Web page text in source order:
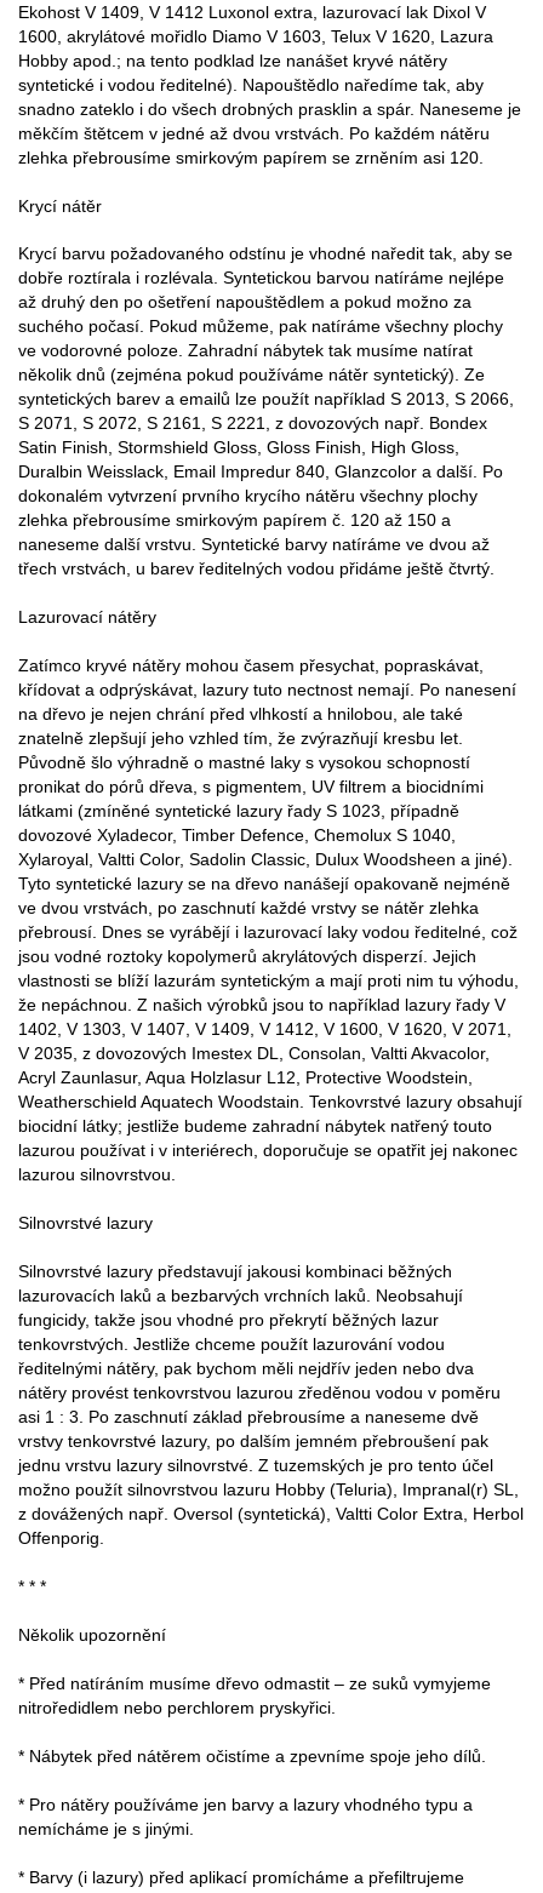
Ekohost V 1409, V 1412 Luxonol extra, lazurovací lak Dixol V
1600, akrylátové mořidlo Diamo V 1603, Telux V 1620, Lazura
Hobby apod.; na tento podklad lze nanášet kryvé nátěry
syntetické i vodou ředitelné). Napouštědlo naředíme tak, aby
snadno zateklo i do všech drobných prasklin a spár. Naneseme je
měkčím štětcem v jedné až dvou vrstvách. Po každém nátěru
zlehka přebrousíme smirkovým papírem se zrněním asi 120.
Krycí nátěr
Krycí barvu požadovaného odstínu je vhodné naředit tak, aby se
dobře roztírala i rozlévala. Syntetickou barvou natíráme nejlépe
až druhý den po ošetření napouštědlem a pokud možno za
suchého počasí. Pokud můžeme, pak natíráme všechny plochy
ve vodorovné poloze. Zahradní nábytek tak musíme natírat
několik dnů (zejména pokud používáme nátěr syntetický). Ze
syntetických barev a emailů lze použít například S 2013, S 2066,
S 2071, S 2072, S 2161, S 2221, z dovozových např. Bondex
Satin Finish, Stormshield Gloss, Gloss Finish, High Gloss,
Duralbin Weisslack, Email Impredur 840, Glanzcolor a další. Po
dokonalém vytvrzení prvního krycího nátěru všechny plochy
zlehka přebrousíme smirkovým papírem č. 120 až 150 a
naneseme další vrstvu. Syntetické barvy natíráme ve dvou až
třech vrstvách, u barev ředitelných vodou přidáme ještě čtvrtý.
Lazurovací nátěry
Zatímco kryvé nátěry mohou časem přesychat, popraskávat,
křídovat a odprýskávat, lazury tuto nectnost nemají. Po nanesení
na dřevo je nejen chrání před vlhkostí a hnilobou, ale také
znatelně zlepšují jeho vzhled tím, že zvýrazňují kresbu let.
Původně šlo výhradně o mastné laky s vysokou schopností
pronikat do pórů dřeva, s pigmentem, UV filtrem a biocidními
látkami (zmíněné syntetické lazury řady S 1023, případně
dovozové Xyladecor, Timber Defence, Chemolux S 1040,
Xylaroyal, Valtti Color, Sadolin Classic, Dulux Woodsheen a jiné).
Tyto syntetické lazury se na dřevo nanášejí opakovaně nejméně
ve dvou vrstvách, po zaschnutí každé vrstvy se nátěr zlehka
přebrousí. Dnes se vyrábějí i lazurovací laky vodou ředitelné, což
jsou vodné roztoky kopolymerů akrylátových disperzí. Jejich
vlastnosti se blíží lazurám syntetickým a mají proti nim tu výhodu,
že nepáchnou. Z našich výrobků jsou to například lazury řady V
1402, V 1303, V 1407, V 1409, V 1412, V 1600, V 1620, V 2071,
V 2035, z dovozových Imestex DL, Consolan, Valtti Akvacolor,
Acryl Zaunlasur, Aqua Holzlasur L12, Protective Woodstein,
Weatherschield Aquatech Woodstain. Tenkovrstvé lazury obsahují
biocidní látky; jestliže budeme zahradní nábytek natřený touto
lazurou používat i v interiérech, doporučuje se opatřit jej nakonec
lazurou silnovrstvou.
Silnovrstvé lazury
Silnovrstvé lazury představují jakousi kombinaci běžných
lazurovacích laků a bezbarvých vrchních laků. Neobsahují
fungicidy, takže jsou vhodné pro překrytí běžných lazur
tenkovrstvých. Jestliže chceme použít lazurování vodou
ředitelnými nátěry, pak bychom měli nejdřív jeden nebo dva
nátěry provést tenkovrstvou lazurou zředěnou vodou v poměru
asi 1 : 3. Po zaschnutí základ přebrousíme a naneseme dvě
vrstvy tenkovrstvé lazury, po dalším jemném přebroušení pak
jednu vrstvu lazury silnovrstvé. Z tuzemských je pro tento účel
možno použít silnovrstvou lazuru Hobby (Teluria), Impranal(r) SL,
z dovážených např. Oversol (syntetická), Valtti Color Extra, Herbol
Offenporig.
* * *
Několik upozornění
* Před natíráním musíme dřevo odmastit – ze suků vymyjeme
nitroředidlem nebo perchlorem pryskyřici.
* Nábytek před nátěrem očistíme a zpevníme spoje jeho dílů.
* Pro nátěry používáme jen barvy a lazury vhodného typu a
nemícháme je s jinými.
* Barvy (i lazury) před aplikací promícháme a přefiltrujeme